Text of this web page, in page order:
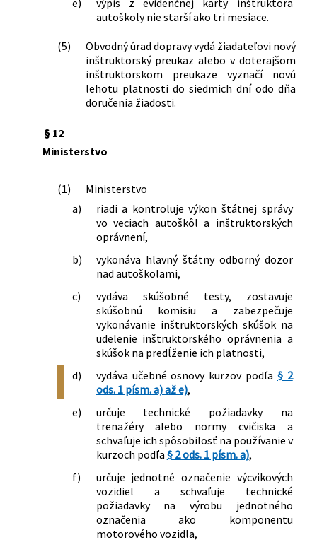
e)
výpis z evidenčnej karty inštruktora
autoškoly nie starší ako tri mesiace.
(5)
Obvodný úrad dopravy vydá žiadateľovi nový
inštruktorský preukaz alebo v doterajšom
inštruktorskom preukaze vyznačí novú
lehotu platnosti do siedmich dní odo dňa
doručenia žiadosti.
§ 12
Ministerstvo
(1)
Ministerstvo
a)
riadi a kontroluje výkon štátnej správy
vo veciach autoškôl a inštruktorských
oprávnení,
b)
vykonáva hlavný štátny odborný dozor
nad autoškolami,
c)
vydáva skúšobné testy, zostavuje
skúšobnú komisiu a zabezpečuje
vykonávanie inštruktorských skúšok na
udelenie inštruktorského oprávnenia a
skúšok na predĺženie ich platnosti,
d)
vydáva učebné osnovy kurzov podľa § 2
ods. 1 písm. a) až e),
e)
určuje technické požiadavky na
trenažéry alebo normy cvičiska a
schvaľuje ich spôsobilosť na používanie v
kurzoch podľa § 2 ods. 1 písm. a),
f)
určuje jednotné označenie výcvikových
vozidiel a schvaľuje technické
požiadavky na výrobu jednotného
označenia ako komponentu
motorového vozidla,